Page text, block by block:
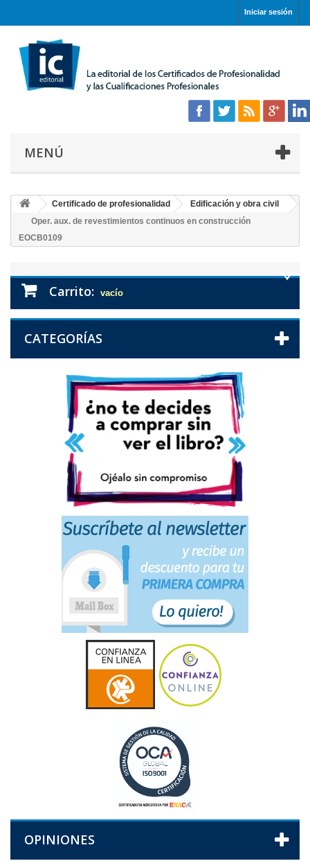
Iniciar sesión
MENÚ
Certificado de profesionalidad
Edificación y obra civil
Oper. aux. de revestimientos continuos en construcción
EOCB0109
Carrito: vacío
CATEGORÍAS
OPINIONES